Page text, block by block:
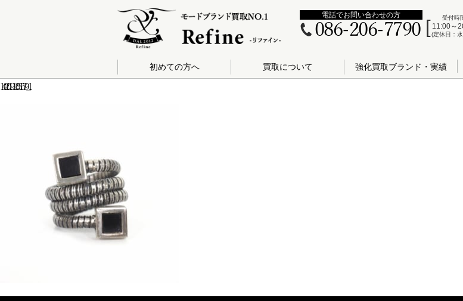
受付時
11:00～
(定休日：
電話でお問い合わせの方
086-206-7790
初めての方へ 買取について 強化買取ブランド・実績
140-201912051579_1